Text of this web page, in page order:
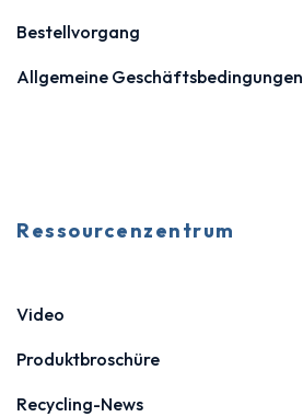
Bestellvorgang
Allgemeine Geschäftsbedingungen
Ressourcenzentrum
Video
Produktbroschüre
Recycling-News